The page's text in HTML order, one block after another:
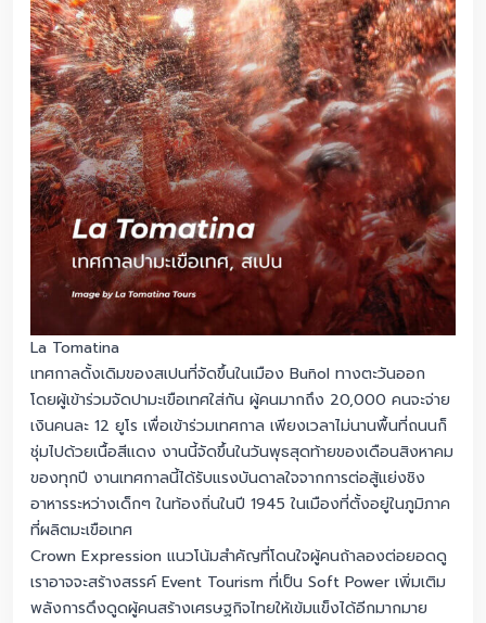
La Tomatina
เทศกาลดั้งเดิมของสเปนที่จัดขึ้นในเมือง Buñol ทางตะวันออก
โดยผู้เข้าร่วมจัดปามะเขือเทศใส่กัน ผู้คนมากถึง 20,000 คนจะจ่าย
เงินคนละ 12 ยูโร เพื่อเข้าร่วมเทศกาล เพียงเวลาไม่นานพื้นที่ถนนก็
ชุ่มไปด้วยเนื้อสีแดง งานนี้จัดขึ้นในวันพุธสุดท้ายของเดือนสิงหาคม
ของทุกปี งานเทศกาลนี้ได้รับแรงบันดาลใจจากการต่อสู้แย่งชิง
อาหารระหว่างเด็กๆ ในท้องถิ่นในปี 1945 ในเมืองที่ตั้งอยู่ในภูมิภาค
ที่ผลิตมะเขือเทศ
Crown Expression แนวโน้มสำคัญที่โดนใจผู้คนถ้าลองต่อยอดดู
เราอาจจะสร้างสรรค์ Event Tourism ที่เป็น Soft Power เพิ่มเติม
พลังการดึงดูดผู้คนสร้างเศรษฐกิจไทยให้เข้มแข็งได้อีกมากมาย